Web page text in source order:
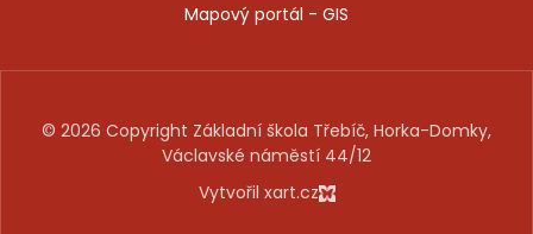
Mapový portál - GIS
© 2026 Copyright Základní škola Třebíč, Horka-Domky,
Václavské náměstí 44/12
Vytvořil xart.cz